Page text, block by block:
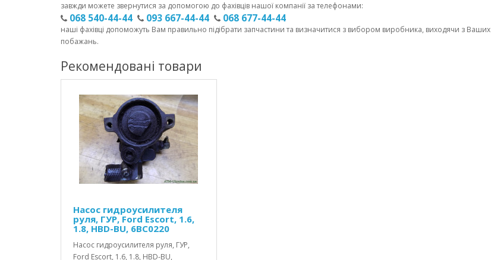
завжди можете звернутися за допомогою до фахівців нашої компанії за телефонами:
068 540-44-44 093 667-44-44 068 677-44-44
наші фахівці допоможуть Вам правильно підібрати запчастини та визначитися з вибором виробника, виходячи з Ваших
побажань.
Рекомендовані товари
Насос гидроусилителя
руля, ГУР, Ford Escort, 1.6,
1.8, HBD-BU, 6BC0220
Насос гидроусилителя руля, ГУР,
Ford Escort, 1.6, 1.8, HBD-BU,